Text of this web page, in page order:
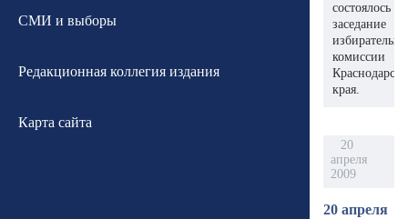
СМИ и выборы
Редакционная коллегия издания
Карта сайта
состоялось
заседание
комиссии
края.
20
апреля
2009
20 апреля